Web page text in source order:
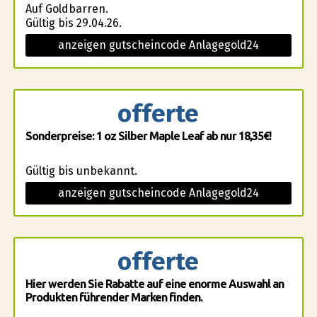
Auf Goldbarren.
Gültig bis 29.04.26.
anzeigen gutscheincode Anlagegold24
offerte
Sonderpreise: 1 oz Silber Maple Leaf ab nur 18,35€!
Gültig bis unbekannt.
anzeigen gutscheincode Anlagegold24
offerte
Hier werden Sie Rabatte auf eine enorme Auswahl an
Produkten führender Marken finden.